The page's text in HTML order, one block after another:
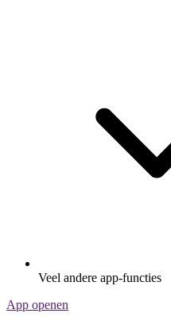
Veel andere app-functies
App openen